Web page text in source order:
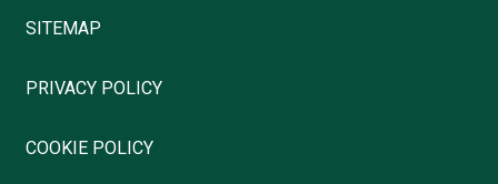
SITEMAP
PRIVACY POLICY
COOKIE POLICY